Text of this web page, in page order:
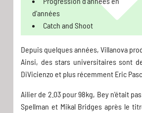
d'années
Catch and Shoot
Depuis quelques années, Villanova
Ainsi, des stars universitaires sont
DiVicienzo et plus récemment Eric
Ailier de 2.03 pour 98kg, Bey n'était
Spellman et Mikal Bridges après le